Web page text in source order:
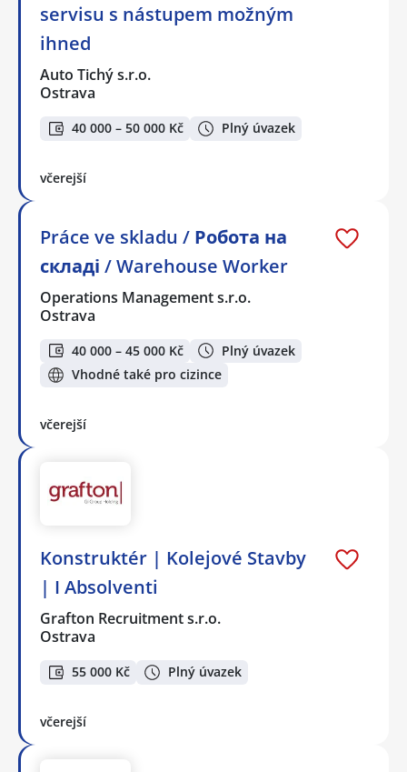
servisu s nástupem možným
ihned
Auto Tichý s.r.o.
Ostrava
40 000 – 50 000 Kč Plný úvazek
včerejší
Práce ve skladu / Робота на
складі / Warehouse Worker
Operations Management s.r.o.
Ostrava
40 000 – 45 000 Kč
Plný úvazek
Vhodné také pro cizince
včerejší
Konstruktér | Kolejové Stavby
| I Absolventi
Grafton Recruitment s.r.o.
Ostrava
55 000 Kč Plný úvazek
včerejší